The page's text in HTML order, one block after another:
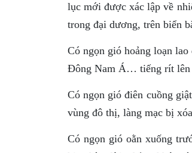
lục mới được xác lập về
trong đại dương, trên biển
Có ngọn gió hoảng loạn
Đông Nam Á… tiếng rít lên
Có ngọn gió điên cuồng
vùng đô thị, làng mạc bị
Có ngọn gió oằn xuống